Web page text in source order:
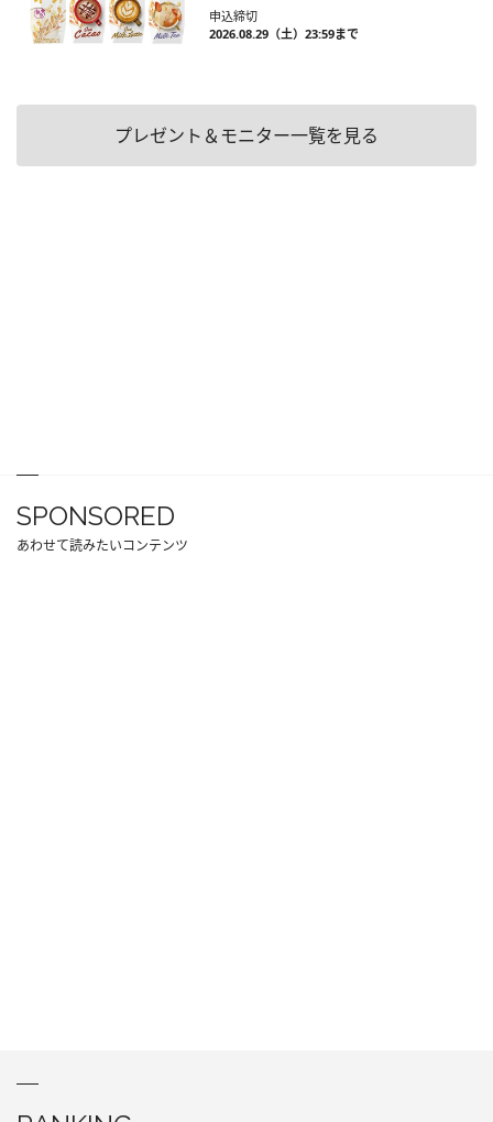
申込締切
2026.08.29（土）23:59まで
プレゼント＆モニター一覧を見る
SPONSORED
あわせて読みたいコンテンツ